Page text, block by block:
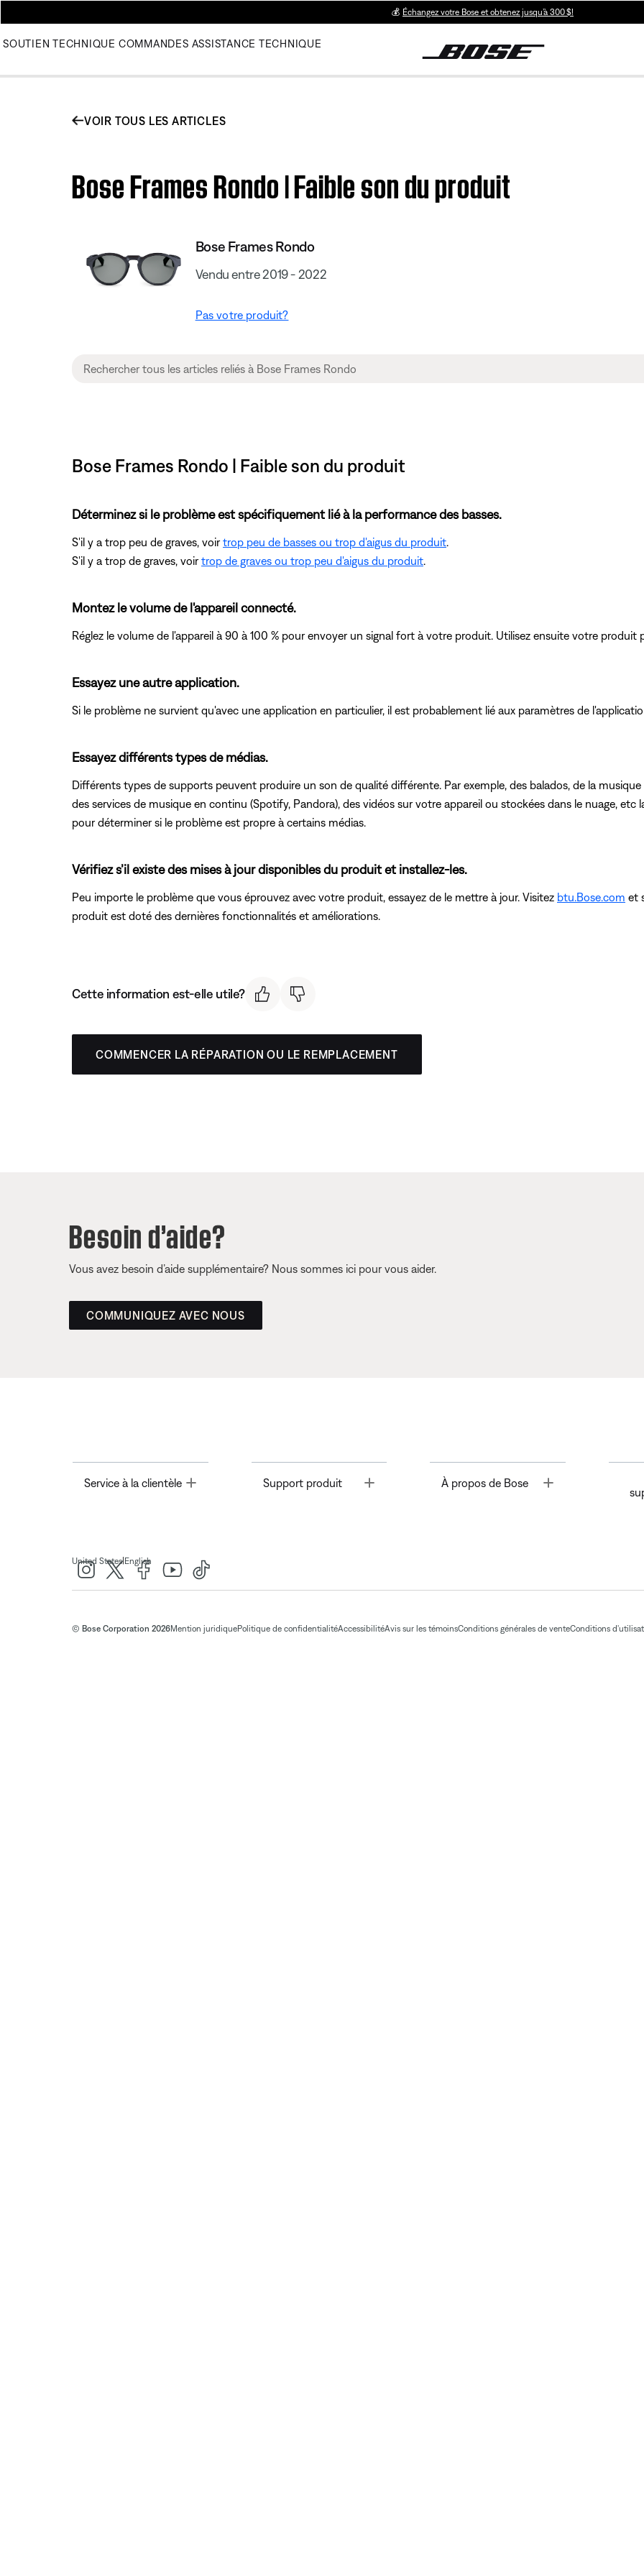
💰 Échangez votre Bose et obtenez jusqu’à 300 $!
SOUTIEN TECHNIQUE COMMANDES ASSISTANCE TECHNIQUE
VOIR TOUS LES ARTICLES
Bose Frames Rondo | Faible son du produit
Bose Frames Rondo
Vendu entre 2019 - 2022
Pas votre produit?
Bose Frames Rondo | Faible son du produit
Déterminez si le problème est spécifiquement lié à la performance des basses.
S'il y a trop peu de graves, voirtrop peu de basses ou trop d'aigus du produit
S'il y a trop de graves, voirtrop de graves ou trop peu d'aigus du produit
Montez le volume de l'appareil connecté.
Réglez le volume de l'appareil à 90 à 100 % pour envoyer un signal fort à votre produit. Utilisez ensuite votre produit
Essayez une autre application.
Si le problème ne survient qu'avec une application en particulier, il est probablement lié aux paramètres de
Essayez différents types de médias.
Différents types de supports peuvent produire un son de qualité différente. Par exemple, des balados, de la
des services de musique en continu (Spotify, Pandora), des vidéos sur votre appareil ou stockées dans le nuage, etc
pour déterminer si le problème est propre à certains médias.
Vérifiez s’il existe des mises à jour disponibles du produit et installez-les.
Peu importe le problème que vous éprouvez avec votre produit, essayez de le mettre à jour. Visitez btu.Bose.com et
produit est doté des dernières fonctionnalités et améliorations.
Cette information est-elle utile?
COMMENCER LA RÉPARATION OU LE REMPLACEMENT
Besoin d’aide?
Vous avez besoin d’aide supplémentaire? Nous sommes ici pour vous aider.
COMMUNIQUEZ AVEC NOUS
Service à la clientèle Toggle Support produit À propos de Bose Toggle
United States| English
© Bose Corporation 2026Mention juridiquePolitique de confidentialitéAccessibilitéAvis sur les témoinsConditions générales de venteConditions